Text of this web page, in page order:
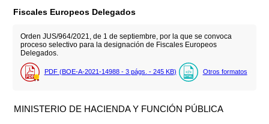
Fiscales Europeos Delegados
Orden JUS/964/2021, de 1 de septiembre, por la que se convoca
proceso selectivo para la designación de Fiscales Europeos
Delegados.
PDF (BOE-A-2021-14988 - 3 págs. - 245 KB) Otros formatos
MINISTERIO DE HACIENDA Y FUNCIÓN PÚBLICA